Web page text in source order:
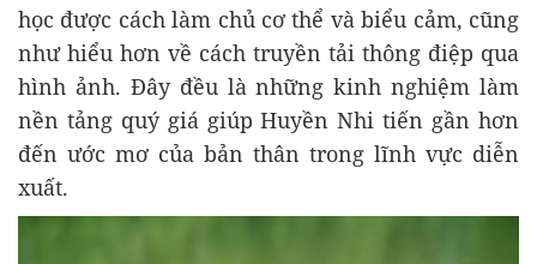
học được cách làm chủ cơ thể và biểu cảm, cũng
như hiểu hơn về cách truyền tải thông điệp qua
hình ảnh. Đây đều là những kinh nghiệm làm
nền tảng quý giá giúp Huyền Nhi tiến gần hơn
đến ước mơ của bản thân trong lĩnh vực diễn
xuất.